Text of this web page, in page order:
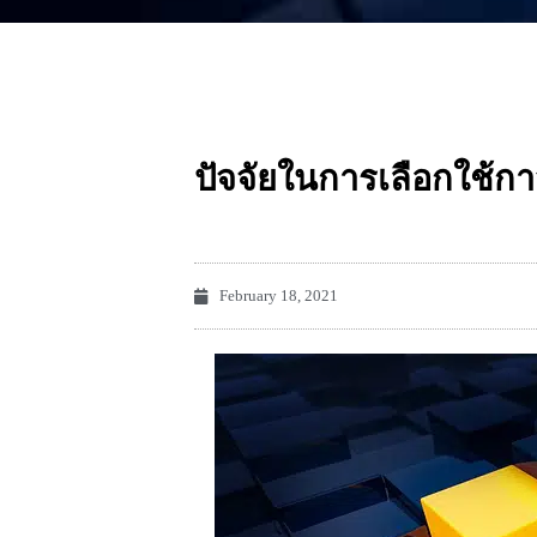
ปัจจัยในการเลือกใช้ก
February 18, 2021